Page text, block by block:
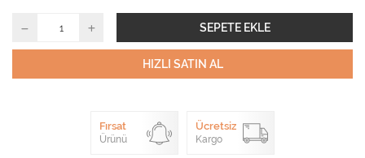
SEPETE EKLE
HIZLI SATIN AL
Fırsat
Ürünü
Ücretsiz
Kargo